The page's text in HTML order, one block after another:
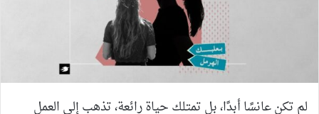
لم تكن عانسًا أبدًا، بل تمتلك حياة رائعة، تذهب إلى العمل